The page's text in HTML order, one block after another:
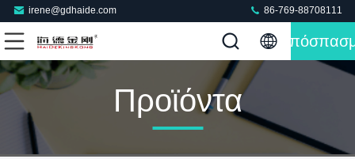
irene@gdhaide.com 86-769-88708111
Προϊόντα